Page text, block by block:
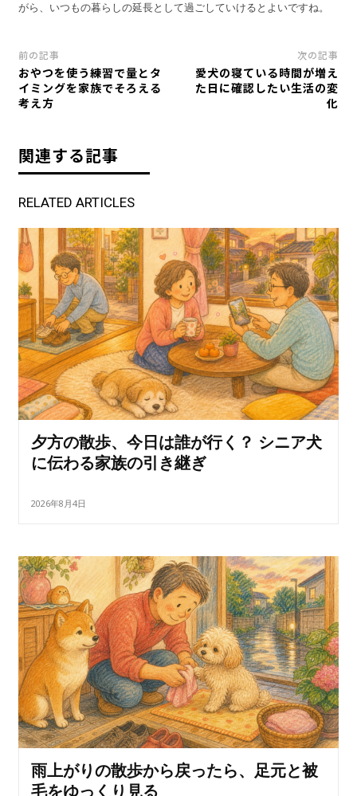
がら、いつもの暮らしの延長として過ごしていけるとよいですね。
前の記事
おやつを使う練習で量とタ
イミングを家族でそろえる
考え方
次の記事
愛犬の寝ている時間が増え
た日に確認したい生活の変
化
関連する記事
RELATED ARTICLES
夕方の散歩、今日は誰が行く？ シニア犬
に伝わる家族の引き継ぎ
2026年8月4日
雨上がりの散歩から戻ったら、足元と被
毛をゆっくり見る